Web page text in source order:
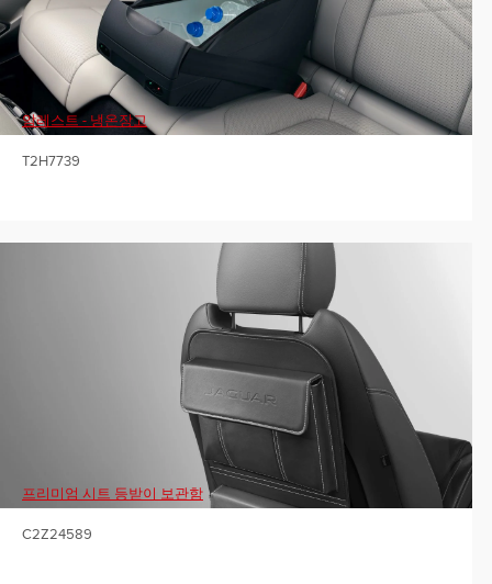
암레스트 - 냉온장고
T2H7739
프리미엄 시트 등받이 보관함
C2Z24589